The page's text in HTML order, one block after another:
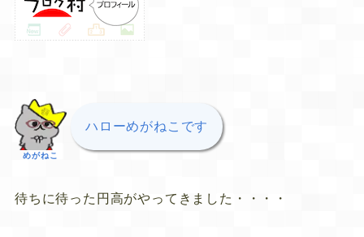
めがねこ
ハローめがねこです
待ちに待った円高がやってきました・・・・